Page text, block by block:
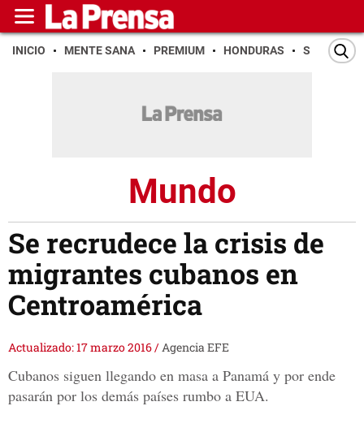
INICIO MENTE SANA PREMIUM HONDURAS SAN PEDRO
Mundo
Se recrudece la crisis de
migrantes cubanos en
Centroamérica
Actualizado: 17 marzo 2016/Agencia EFE
Cubanos siguen llegando en masa a Panamá y por ende
pasarán por los demás países rumbo a EUA.